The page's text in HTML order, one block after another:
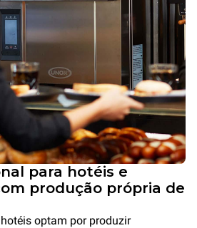
para hotéis e
produção própria de
optam por produzir